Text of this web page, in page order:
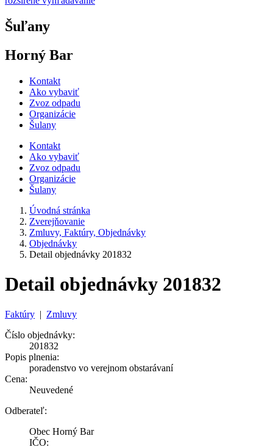
Šuľany
Horný Bar
Kontakt
Ako vybaviť
Zvoz odpadu
Organizácie
Šulany
Kontakt
Ako vybaviť
Zvoz odpadu
Organizácie
Šulany
Úvodná stránka
Zverejňovanie
Zmluvy, Faktúry, Objednávky
Objednávky
Detail objednávky 201832
Detail objednávky 201832
Faktúry | Zmluvy
Číslo objednávky:
201832
Popis plnenia:
poradenstvo vo verejnom obstarávaní
Cena:
Neuvedené
Odberateľ:
Obec Horný Bar
IČO: